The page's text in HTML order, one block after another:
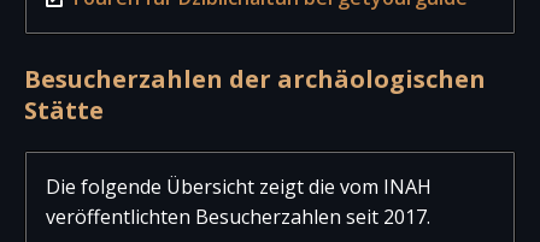
Besucherzahlen der archäologischen
Stätte
Die folgende Übersicht zeigt die vom INAH
veröffentlichten Besucherzahlen seit 2017.